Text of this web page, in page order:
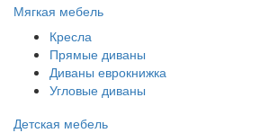
Мягкая мебель
Кресла
Прямые диваны
Диваны еврокнижка
Угловые диваны
Детская мебель